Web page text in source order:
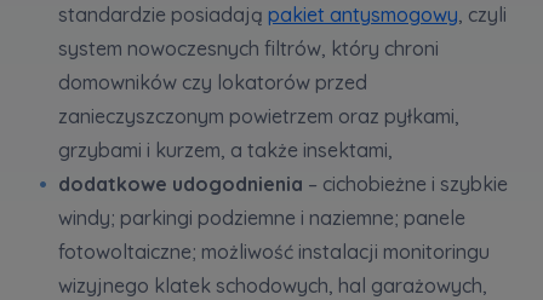
wPolityce prywatności .
standardzie posiadają pakiet antysmogowy , czyli
system nowoczesnych filtrów, który chroni
domowników czy lokatorów przed
zanieczyszczonym powietrzem oraz pyłkami,
grzybami i kurzem, a także insektami,
dodatkowe udogodnienia – cichobieżne i szybkie
windy; parkingi podziemne i naziemne; panele
fotowoltaiczne; możliwość instalacji monitoringu
wizyjnego klatek schodowych, hal garażowych,